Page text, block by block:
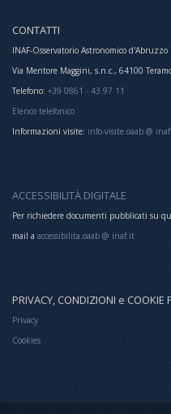
CONTATTI
INAF-Osservatorio Astronomico d'Abruzzo
Via Mentore Maggini, s.n.c., 64100
Telefono: +39 0861 - 43 97 11
Elenco telefonico
Informazioni visite: info-visite.oaab @
ACCESSIBILITÀ DIGITALE
Per richiedere documenti pubblicati su
mail a accessibilita.oaab @ inaf.it
PRIVACY, CONDIZIONI e COOKIE
Privacy
Cookies